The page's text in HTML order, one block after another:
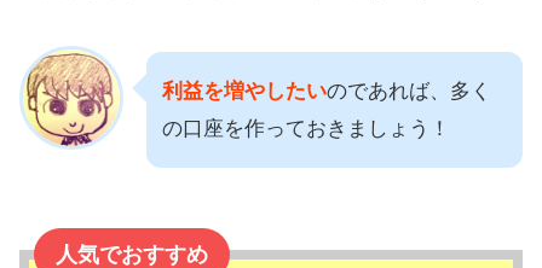
利益を増やしたいのであれば、多く
の口座を作っておきましょう！
人気でおすすめ